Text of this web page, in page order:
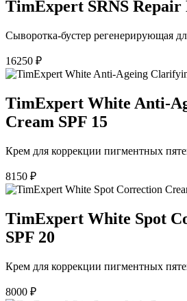
TimExpert SRNS Repair
Сыворотка-бустер регенерирующая
16250 ₽
TimExpert White Anti-
Cream SPF 15
Крем для коррекции пигментных
8150 ₽
TimExpert White Spot
SPF 20
Крем для коррекции пигментных
8000 ₽